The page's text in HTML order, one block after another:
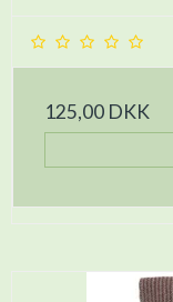
125,00 DKK